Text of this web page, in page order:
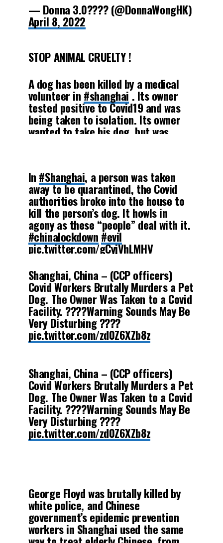
— Donna 3.0???? (@DonnaWongHK)
April 8, 2022
STOP ANIMAL CRUELTY !
A dog has been killed by a medical
volunteer in #shanghai. Its owner
tested positive to Covid19 and was
being taken to isolation. Its owner
wanted to take his dog, but was
pic.twitter.com/Z5V92OtTOE
— Be a voice, not an echo
(@beavoice123)April 6, 2022
In #Shanghai, a person was taken
away to be quarantined, the Covid
authorities broke into the house to
kill the person’s dog. It howls in
agony as these “people” deal with it.
#chinalockdown #evil
pic.twitter.com/gCyjVhLMHV
— Right Wing ONLY! (@RWonly93)
April 11, 2022
Shanghai, China – (CCP officers)
Covid Workers Brutally Murders a Pet
Dog. The Owner Was Taken to a Covid
Facility. ????Warning Sounds May Be
Very Disturbing ????
pic.twitter.com/zd0Z6XZb8z
(@BabeeHyeinK2021)April 13, 2022
Shanghai, China – (CCP officers)
Covid Workers Brutally Murders a Pet
Dog. The Owner Was Taken to a Covid
Facility. ????Warning Sounds May Be
Very Disturbing ????
pic.twitter.com/zd0Z6XZb8z
George Floyd was brutally killed by
white police, and Chinese
government’s epidemic prevention
workers in Shanghai used the same